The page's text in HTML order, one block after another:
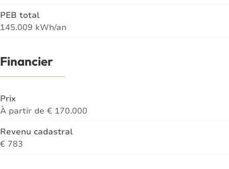
PEB total
145.009 kWh/an
Financier
Prix
À partir de € 170.000
Revenu cadastral
€ 783